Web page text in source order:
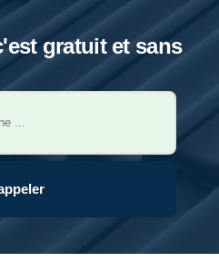
gratuit et sans